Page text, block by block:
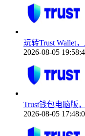
玩转Trust Wallet
2026-08-05
Trust钱包电脑版
2026-08-05